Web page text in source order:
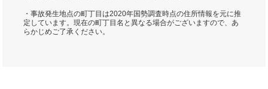
・事故発生地点の町丁目は2020年国勢調査時点の住所情報を元に推
定しています。現在の町丁目名と異なる場合がございますので、あ
らかじめご了承ください。